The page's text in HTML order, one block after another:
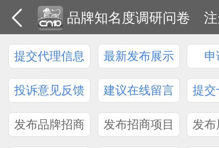
品牌知名度调研问卷
提交代理信息 最新发布展示 申
投诉意见反馈 建议在线留言 提交
发布品牌招商 发布招商项目 发